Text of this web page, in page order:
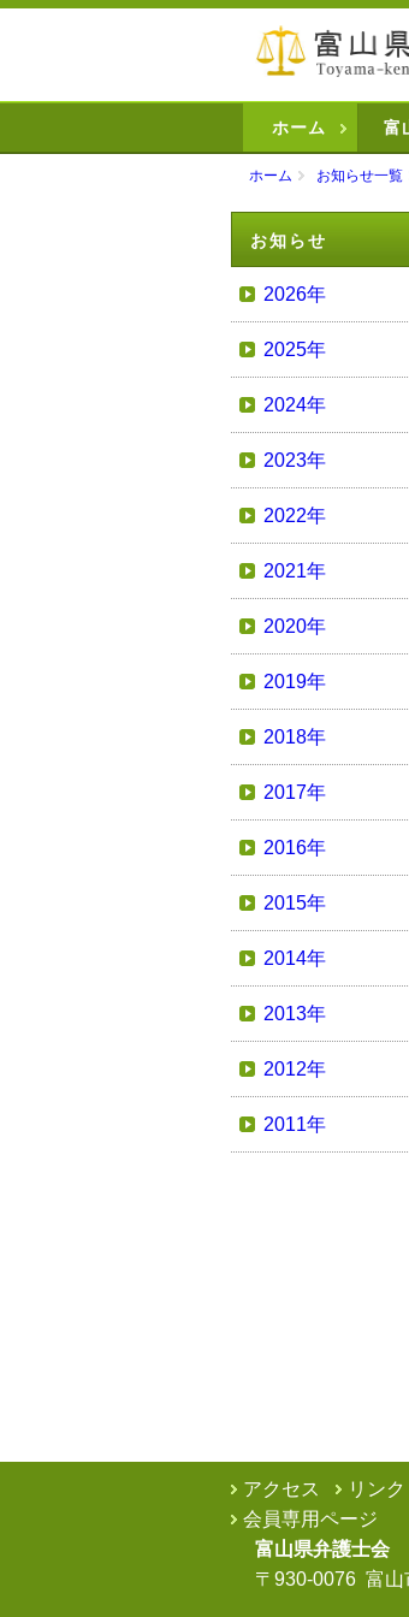
ホーム 富
ホーム お知らせ一覧
お知らせ
2026年
2025年
2024年
2023年
2022年
2021年
2020年
2019年
2018年
2017年
2016年
2015年
2014年
2013年
2012年
2011年
アクセス リンク
会員専用ページ
富山県弁護士会
〒930-0076 富